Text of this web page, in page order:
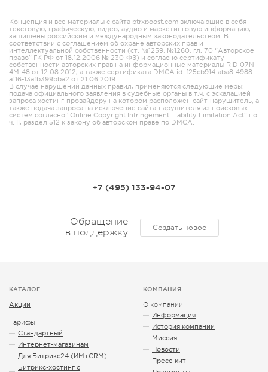
Концепция и все материалы с сайта btrxboost.com включающие в себя
текстовую, графическую, видео, аудио и маркетинговую информацию,
защищены российским и международным законодательством. В
соответствии с соглашением об охране авторских прав и
интеллектуальной собственности (ст. №1259, №1260, гл. 70 “Авторское
право” ГК РФ от 18.12.2006 № 230-ФЗ) и согласно сертификату
собственности авторских прав на информационные материалы RID 07N-
4M-48 от 12.08.2012, а также сертификата DMCA id: f25cb914-aba8-4988-
a116-13afb399bba2 от 21.06.2019.
В случае нарушений данных правил, применяются следующие меры:
подача официального заявления в судебные органы в т.ч. с эскалацией
запроса хостинг-провайдеру на котором расположен сайт-нарушитель, а
также подача запроса на исключение сайта-нарушителя из поисковых
систем согласно “Online Copyright Infringement Liability Limitation Act” по
ч. II, раздел 512 к закону об авторском праве по DMCA.
+7 (495) 133-94-07
Обращение
в поддержку
Создать новое
КАТАЛОГ
Акции
Тарифы
Стандартный
Интернет-магазинам
Для Битрикс24 (ИМ+CRM)
Битрикс-хостинг с
КОМПАНИЯ
О компании
Информация
История компании
Миссия
Новости
Пресс-кит